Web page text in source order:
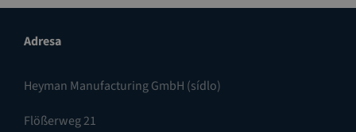
Adresa
Heyman Manufacturing GmbH (sídlo)
Flößerweg 21